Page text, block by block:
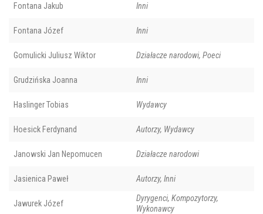
Fontana Jakub Inni
Fontana Józef Inni
Gomulicki Juliusz Wiktor Działacze narodowi, Poeci
Grudzińska Joanna Inni
Haslinger Tobias Wydawcy
Hoesick Ferdynand Autorzy, Wydawcy
Janowski Jan Nepomucen Działacze narodowi
Jasienica Paweł Autorzy, Inni
Jawurek Józef
Dyrygenci, Kompozytorzy,
Wykonawcy